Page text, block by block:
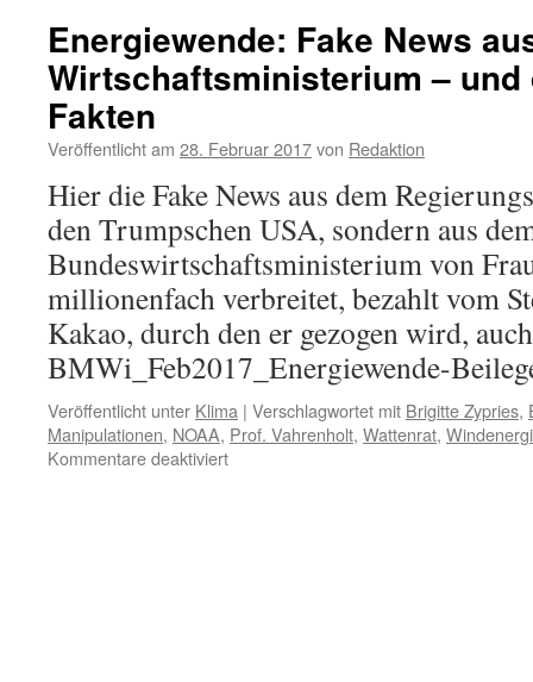
Energiewende: Fake News
Wirtschaftsministerium – und
Fakten
Veröffentlicht am 28. Februar 2017von Redaktion
Hier die Fake News aus dem
den Trumpschen USA, sondern aus
Bundeswirtschaftsministerium von
millionenfach verbreitet, bezahlt vom
Kakao, durch den er gezogen wird,
BMWi_Feb2017_Energiewende-
Veröffentlicht unter Klima | Verschlagwortet mit Brigitte Zypries,
Manipulationen, NOAA, Prof. Vahrenholt, Wattenrat,
Kommentare deaktiviertfür